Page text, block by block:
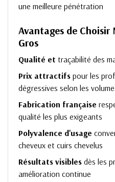
une meilleure pénétration
Avantages de
Gros
Qualité et traçabilité des
Prix attractifs pour les
dégressives selon les
Fabrication française
qualité les plus exigeants
Polyvalence d'usage
cheveux et cuirs chevelus
Résultats visibles dès les
amélioration continue